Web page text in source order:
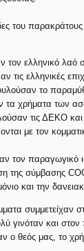
του
τον ελληνικό λαό
τις ελληνικές
το
τα χρήματα των
τις ΔΕΚΟ
με τον
τον
της σύμβασης
και την
συμμετείχαν
γινόταν και
ο θεός μας, το